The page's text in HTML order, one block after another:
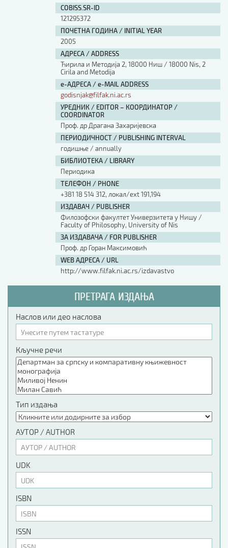
COBISS.SR-ID
121295372
ПОЧЕТНА ГОДИНА / INITIAL YEAR
2005
АДРЕСА / ADDRESS
Ћирила и Методија 2, 18000 Ниш / 18000 Nis, 2
Cirila and Metodija
е-АДРЕСА / e-MAIL ADDRESS
godisnjak@filfak.ni.ac.rs
УРЕДНИК / EDITOR – КООРДИНАТОР /
COORDINATOR
Проф. др Драгана Захаријевска
ПЕРИОДИЧНОСТ / PUBLISHING INTERVAL
годишње / annually
БИБЛИОТЕКА / LIBRARY
Периодика
ТЕЛЕФОН / PHONE
+381 18 514 312, локал/ext 191,194
ИЗДАВАЧ / PUBLISHER
Филозофски факултет Универзитета у Нишу /
Faculty of Philosophy, University of Nis
ЗА ИЗДАВАЧА / FOR PUBLISHER
Проф. др Горан Максимовић
WEB АДРЕСА / URL
http://www.filfak.ni.ac.rs/izdavastvo
ПРЕТРАГА ИЗДАЊА
Наслов или део наслова
Кључне речи
Тип издања
АУТОР / AUTHOR
UDK
ISBN
ISSN